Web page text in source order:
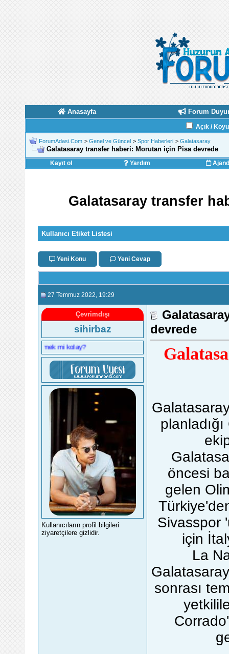
Anasayfa Forum
Açık /
ForumAdasi.Com > Genel ve Güncel > Spor Haberleri > Galatasaray
Galatasaray transfer haberi: Morutan için Pisa devrede
Kayıt ol Yardım
Galatasaray transfer
Kullanıcı Etiket Listesi
Yeni Konu Yeni Cevap
27 Temmuz 2022 , 19:29
Çevrimdışı
sihirbaz
affetmek mi kolay?
Kullanıcıların profil bilgileri
ziyaretçilere gizlidir.
devrede
öncesi
gelen
Sivasspor
için
La
sonrası